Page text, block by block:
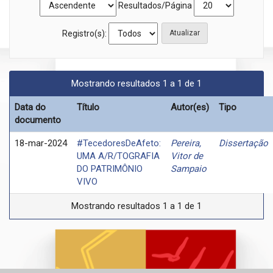
Resultados/Página
Registro(s):
Mostrando resultados 1 a 1 de 1
Data do
documento
Título Autor(es) Tipo
18-mar-2024
#TecedoresDeAfeto:
UMA A/R/TOGRAFIA
DO PATRIMÔNIO
VIVO
Pereira,
Vitor de
Sampaio
Dissertação
Mostrando resultados 1 a 1 de 1